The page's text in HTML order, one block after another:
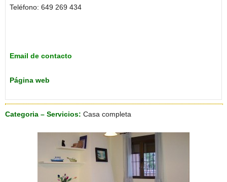
Teléfono: 649 269 434
Email de contacto
Página web
Categoria – Servicios: Casa completa